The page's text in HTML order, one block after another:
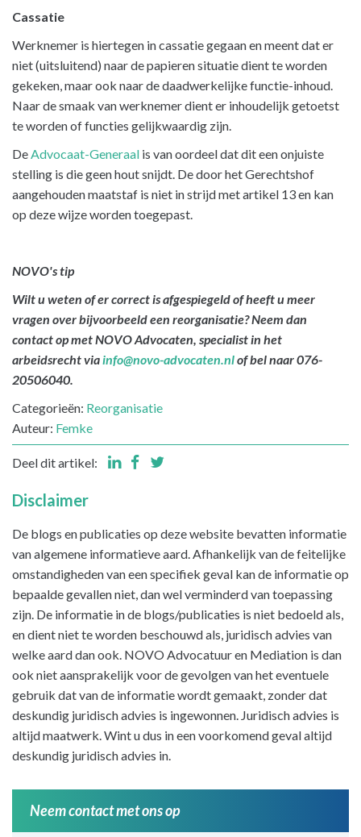
Cassatie
Werknemer is hiertegen in cassatie gegaan en meent dat er
niet (uitsluitend) naar de papieren situatie dient te worden
gekeken, maar ook naar de daadwerkelijke functie-inhoud.
Naar de smaak van werknemer dient er inhoudelijk getoetst
te worden of functies gelijkwaardig zijn.
DeAdvocaat-Generaal is van oordeel dat dit een onjuiste
stelling is die geen hout snijdt. De door het Gerechtshof
aangehouden maatstaf is niet in strijd met artikel 13 en kan
op deze wijze worden toegepast.
NOVO's tip
Wilt u weten of er correct is afgespiegeld of heeft u meer
vragen over bijvoorbeeld een reorganisatie? Neem dan
contact op met NOVO Advocaten, specialist in het
arbeidsrecht viainfo@novo-advocaten.nlof bel naar 076-
20506040.
Categorieën: Reorganisatie
Auteur: Femke
Deel dit artikel:
Disclaimer
De blogs en publicaties op deze website bevatten informatie
van algemene informatieve aard. Afhankelijk van de feitelijke
omstandigheden van een specifiek geval kan de informatie op
bepaalde gevallen niet, dan wel verminderd van toepassing
zijn. De informatie in de blogs/publicaties is niet bedoeld als,
en dient niet te worden beschouwd als, juridisch advies van
welke aard dan ook. NOVO Advocatuur en Mediation is dan
ook niet aansprakelijk voor de gevolgen van het eventuele
gebruik dat van de informatie wordt gemaakt, zonder dat
deskundig juridisch advies is ingewonnen. Juridisch advies is
altijd maatwerk. Wint u dus in een voorkomend geval altijd
deskundig juridisch advies in.
Neem contact met ons op